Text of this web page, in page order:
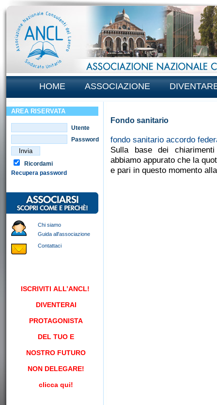
HOME ASSOCIAZIONE
AREA RISERVATA
Utente
Password
Ricordami
Recupera password
Chi siamo
Guida all'associazione
Contattaci
ISCRIVITI ALL’ANCL!
DIVENTERAI
PROTAGONISTA
DEL TUO E
NOSTRO FUTURO
NON DELEGARE!
clicca qui!
Fondo sanitario
fondo sanitario accordo
Sulla base dei
abbiamo appurato che la
e pari in questo momento